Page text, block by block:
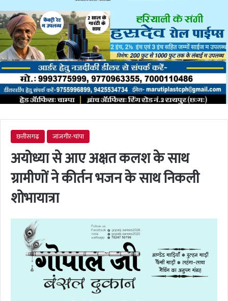
छत्तीसगढ़ जांजगीर-चांपा
अयोध्या से आए अक्षत कलश के साथ
ग्रामीणों ने कीर्तन भजन के साथ निकली
शोभायात्रा